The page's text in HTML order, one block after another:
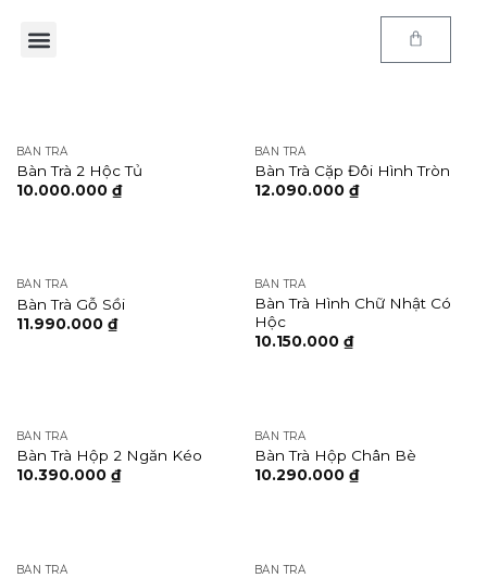
BÀN TRÀ
Bàn Trà 2 Hộc Tủ
10.000.000 ₫
BÀN TRÀ
Bàn Trà Cặp Đôi Hình Tròn
12.090.000 ₫
BÀN TRÀ
Bàn Trà Gỗ Sồi
11.990.000 ₫
BÀN TRÀ
Bàn Trà Hình Chữ Nhật Có
Hộc
10.150.000 ₫
BÀN TRÀ
Bàn Trà Hộp 2 Ngăn Kéo
10.390.000 ₫
BÀN TRÀ
Bàn Trà Hộp Chân Bè
10.290.000 ₫
BÀN TRÀ BÀN TRÀ